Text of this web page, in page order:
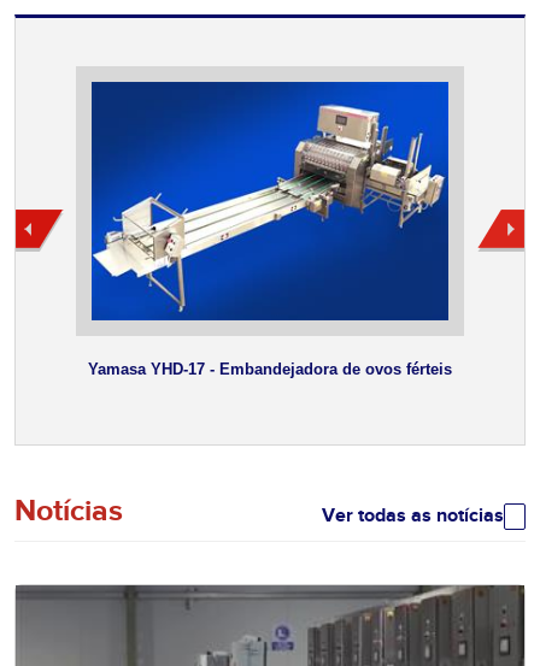
Yamasa YHD-17 - Embandejadora de ovos férteis
Notícias Ver todas as notícias